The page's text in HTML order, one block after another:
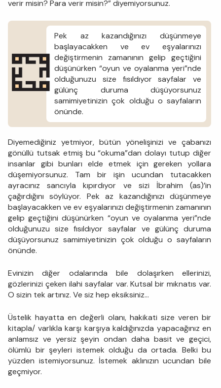
verir misin? Para verir misin?” diyemiyorsunuz.
Pek az kazandığınızı düşünmeye
başlayacakken ve ev eşyalarınızı
değiştirmenin zamanının gelip geçtiğini
düşünürken “oyun ve oyalanma yeri”nde
olduğunuzu size fısıldıyor sayfalar ve
gülünç duruma düşüyorsunuz
samimiyetinizin çok olduğu o sayfaların
önünde.
Diyemediğiniz yetmiyor, bütün yönelişinizi ve çabanızı
gönüllü tutsak etmiş bu “okuma”dan dolayı tutup diğer
insanlar gibi bunları elde etmek için gereken yollara
düşemiyorsunuz. Tam bir işin ucundan tutacakken
ayracınız sancıyla kıpırdıyor ve sizi İbrahim (as)’in
çağırdığını söylüyor. Pek az kazandığınızı düşünmeye
başlayacakken ve ev eşyalarınızı değiştirmenin zamanının
gelip geçtiğini düşünürken “oyun ve oyalanma yeri”nde
olduğunuzu size fısıldıyor sayfalar ve gülünç duruma
düşüyorsunuz samimiyetinizin çok olduğu o sayfaların
önünde.
Evinizin diğer odalarında bile dolaşırken ellerinizi,
gözlerinizi çeken ilahi sayfalar var. Kutsal bir mıknatıs var.
O sizin tek artınız. Ve siz hep eksiksiniz…
Üstelik hayatta en değerli olanı, hakikati size veren bir
kitapla/ varlıkla karşı karşıya kaldığınızda yapacağınız en
anlamsız ve yersiz şeyin ondan daha basit ve geçici,
ölümlü bir şeyleri istemek olduğu da ortada. Belki bu
yüzden istemiyorsunuz. İstemek aklınızın ucundan bile
geçmiyor.